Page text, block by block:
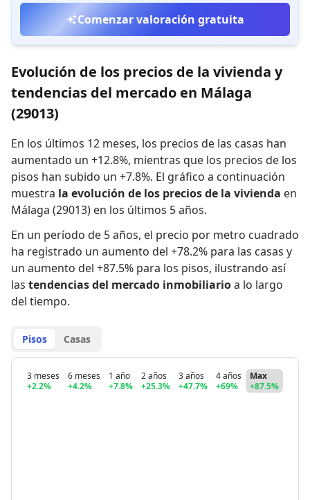
Comenzar valoración gratuita
Evolución de los precios de la vivienda y
tendencias del mercado en Málaga
(29013)
En los últimos 12 meses, los precios de las casas han
aumentado un +12.8%, mientras que los precios de los
pisos han subido un +7.8%. El gráfico a continuación
muestra la evolución de los precios de la vivienda en
Málaga (29013) en los últimos 5 años.
En un período de 5 años, el precio por metro cuadrado
ha registrado un aumento del +78.2% para las casas y
un aumento del +87.5% para los pisos, ilustrando así
las tendencias del mercado inmobiliarioa lo largo
del tiempo.
Pisos Casas
3 meses
+2.2%
6 meses
+4.2%
1 año
+7.8%
2 años
+25.3%
3 años
+47.7%
4 años
+69%
Max
+87.5%